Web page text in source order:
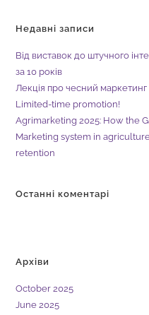
Недавні записи
Від виставок до штучного
за 10 років
Лекція про чесний
Limited-time promotion!
Agrimarketing 2025: How the
Marketing system in
retention
Останні коментарі
Архіви
October 2025
June 2025